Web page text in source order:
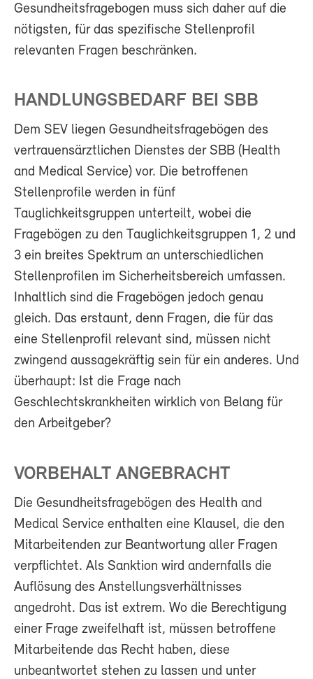
Gesundheitsfragebogen muss sich daher auf die
nötigsten, für das spezifische Stellenprofil
relevanten Fragen beschränken.
HANDLUNGSBEDARF BEI SBB
Dem SEV liegen Gesundheitsfragebögen des
vertrauensärztlichen Dienstes der SBB (Health
and Medical Service) vor. Die betroffenen
Stellenprofile werden in fünf
Tauglichkeitsgruppen unterteilt, wobei die
Fragebögen zu den Tauglichkeitsgruppen 1, 2 und
3 ein breites Spektrum an unterschiedlichen
Stellenprofilen im Sicherheitsbereich umfassen.
Inhaltlich sind die Fragebögen jedoch genau
gleich. Das erstaunt, denn Fragen, die für das
eine Stellenprofil relevant sind, müssen nicht
zwingend aussagekräftig sein für ein anderes. Und
überhaupt: Ist die Frage nach
Geschlechtskrankheiten wirklich von Belang für
den Arbeitgeber?
VORBEHALT ANGEBRACHT
Die Gesundheitsfragebögen des Health and
Medical Service enthalten eine Klausel, die den
Mitarbeitenden zur Beantwortung aller Fragen
verpflichtet. Als Sanktion wird andernfalls die
Auflösung des Anstellungsverhältnisses
angedroht. Das ist extrem. Wo die Berechtigung
einer Frage zweifelhaft ist, müssen betroffene
Mitarbeitende das Recht haben, diese
unbeantwortet stehen zu lassen und unter